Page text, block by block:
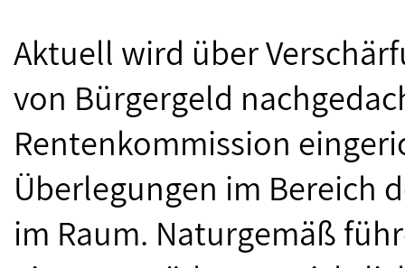
Aktuell wird über
von Bürgergeld
Rentenkommission
Überlegungen im Bereich
im Raum. Naturgemäß